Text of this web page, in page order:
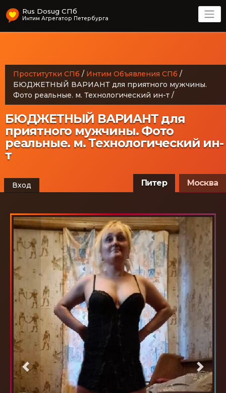
Rus Dosug СПб
Проститутки СПб / Интим Объявления СПб /
БЮДЖЕТНЫЙ ВАРИАНТ для приятного мужчины.
Фото реальные. м. Технологический ин-т /
БЮДЖЕТНЫЙ ВАРИАНТ для
приятного мужчины. Фото
реальные. м. Технологический ин-
т
Вход Москва
Питер
Previous Next